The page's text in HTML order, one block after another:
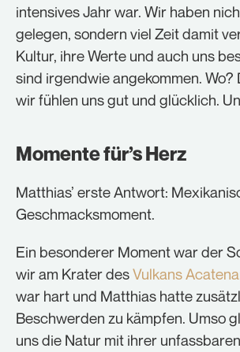
intensives Jahr war. Wir haben
gelegen, sondern viel Zeit damit
Kultur, ihre Werte und auch uns
sind irgendwie angekommen.
wir fühlen uns gut und glücklich.
Momente für’s Herz
Matthias’ erste Antwort:
Geschmacksmoment.
Ein besonderer Moment war der
wir am Krater desVulkans
war hart und Matthias hatte
Beschwerden zu kämpfen. Umso
uns die Natur mit ihrer